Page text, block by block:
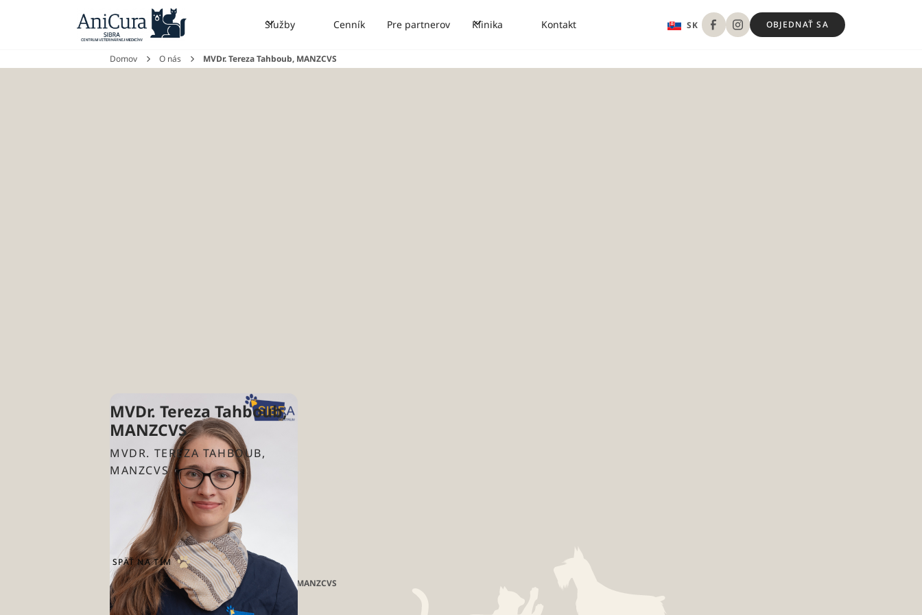
Služby Cenník Pre partnerov Klinika Kontakt
SK
OBJEDNAŤ SA
Domov O nás MVDr. Tereza Tahboub, MANZCVS
MVDr. Tereza Tahboub,
MANZCVS
MVDR. TEREZA TAHBOUB,
MANZCVS
Interná medicína
Všeobecná veterinárna medicína
SPÄŤ NA TÍM
Domov
O nás MVDr. Tereza Tahboub, MANZCVS